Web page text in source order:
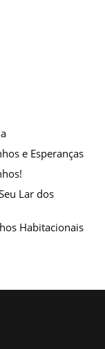
e Esperanças
Lar dos
Habitacionais